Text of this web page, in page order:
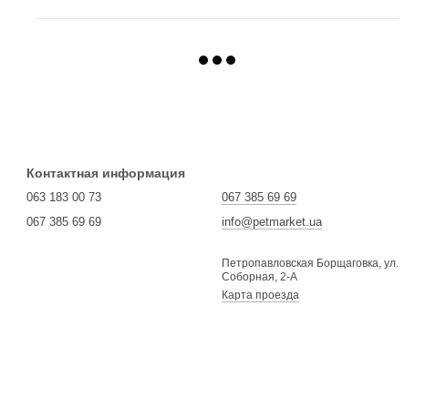
Контактная информация
063 183 00 73
067 385 69 69
067 385 69 69
info@petmarket.ua
Петропавловская Борщаговка, ул.
Соборная, 2-А
Карта проезда